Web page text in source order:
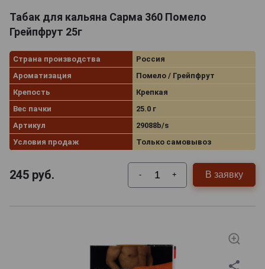
Табак для кальяна Сарма 360 Помело
Грейпфрут 25г
Страна производства
Россия
Ароматизация
Помело / Грейпфрут
Крепость
Крепкая
Вес пачки
25.0 г
Артикул
29088b/s
Условия продаж
Только самовывоз
245 руб. - + В заявку